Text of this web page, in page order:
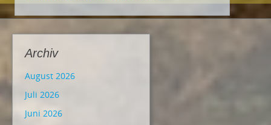
Archiv
August 2026
Juli 2026
Juni 2026